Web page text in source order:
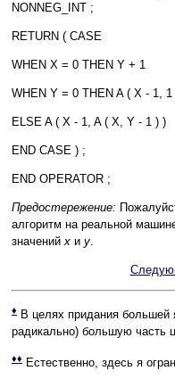
NONNEG_INT ;
RETURN ( CASE
WHEN X = 0 THEN Y + 1
WHEN Y = 0 THEN A ( X - 1, 1
ELSE A ( X - 1, A ( X, Y - 1 ) )
END CASE ) ;
END OPERATOR ;
Предостережение:
алгоритм на реальной
значенийx и y.
♦ В целях придания большей
радикально) большую часть
♦♦ Естественно, здесь я